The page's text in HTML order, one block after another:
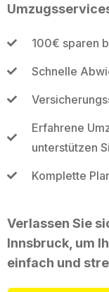
100€ sparen
Schnelle
Erfahrene
unterstützen
Komplette
Verlassen Sie
Innsbruck, um
einfach und